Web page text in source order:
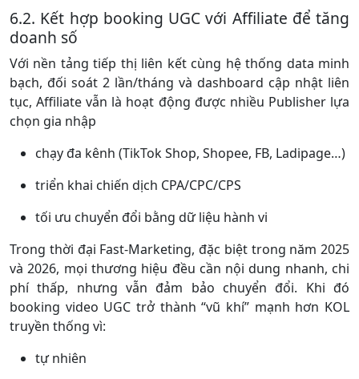
6.2. Kết hợp booking UGC với Affiliate để tăng
doanh số
Với nền tảng tiếp thị liên kết cùng hệ thống data minh
bạch, đối soát 2 lần/tháng và dashboard cập nhật liên
tục, Affiliate vẫn là hoạt động được nhiều Publisher lựa
chọn gia nhập
chạy đa kênh (TikTok Shop, Shopee, FB, Ladipage…)
triển khai chiến dịch CPA/CPC/CPS
tối ưu chuyển đổi bằng dữ liệu hành vi
Trong thời đại Fast-Marketing, đặc biệt trong năm 2025
và 2026, mọi thương hiệu đều cần nội dung nhanh, chi
phí thấp, nhưng vẫn đảm bảo chuyển đổi. Khi đó
booking video UGC trở thành “vũ khí” mạnh hơn KOL
truyền thống vì:
tự nhiên